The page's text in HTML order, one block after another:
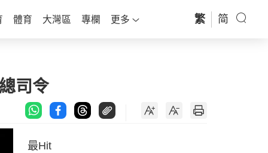
體育 大灣區 專欄 更多 繁 简
司令
最Hit